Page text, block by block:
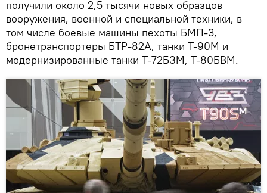
получили около 2,5 тысячи новых образцов
вооружения, военной и специальной техники, в
том числе боевые машины пехоты БМП-3,
бронетранспортеры БТР-82А, танки Т-90М и
модернизированные танки Т-72БЗМ, Т-80БВМ.